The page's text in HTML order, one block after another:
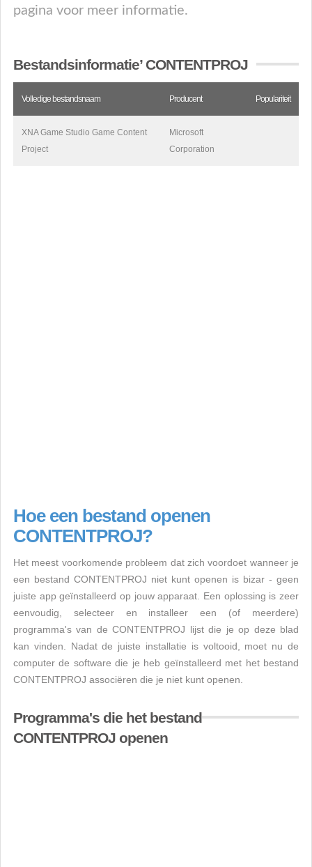
pagina voor meer informatie.
Bestandsinformatie’ CONTENTPROJ
Volledige bestandsnaam Producent Populariteit
XNA Game Studio Game Content
Project
Microsoft
Corporation
Hoe een bestand openen
CONTENTPROJ?
Het meest voorkomende probleem dat zich voordoet wanneer je
een bestand CONTENTPROJ niet kunt openen is bizar - geen
juiste app geïnstalleerd op jouw apparaat. Een oplossing is zeer
eenvoudig, selecteer en installeer een (of meerdere)
programma's van de CONTENTPROJ lijst die je op deze blad
kan vinden. Nadat de juiste installatie is voltooid, moet nu de
computer de software die je heb geïnstalleerd met het bestand
CONTENTPROJ associëren die je niet kunt openen.
Programma's die het bestand
CONTENTPROJ openen